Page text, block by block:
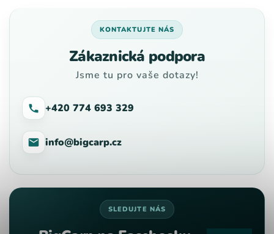
KONTAKTUJTE NÁS
Zákaznická podpora
Jsme tu pro vaše dotazy!
+420 774 693 329
info@bigcarp.cz
SLEDUJTE NÁS